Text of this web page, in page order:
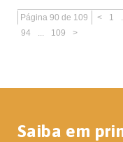
Página 90 de 109 < 1
94
... 109 >
Saiba em